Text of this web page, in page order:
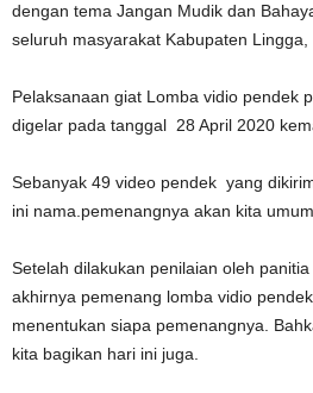
dengan tema Jangan Mudik dan
seluruh masyarakat Kabupaten
Pelaksanaan giat Lomba vidio pendek
digelar pada tanggal 28 April 2020
Sebanyak 49 video pendek yang
ini nama.pemenangnya akan kita
Setelah dilakukan penilaian oleh panitia
akhirnya pemenang lomba vidio
menentukan siapa pemenangnya.
kita bagikan hari ini juga.